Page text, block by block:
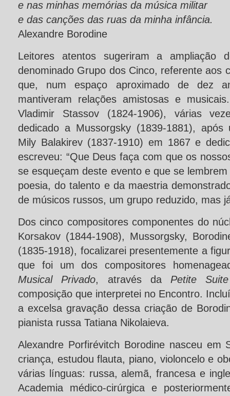
e nas minhas memórias da música militar
e das canções das ruas da minha infância.
Alexandre Borodine
Leitores atentos sugeriram a ampliação
denominado Grupo dos Cinco, referente aos
que, num espaço aproximado de dez
mantiveram relações amistosas e
Vladimir Stassov (1824-1906), várias
dedicado a Mussorgsky (1839-1881),
Mily Balakirev (1837-1910) em 1867 e
escreveu: “Que Deus faça com que os
se esqueçam deste evento e que se
poesia, do talento e da maestria
de músicos russos, um grupo reduzido, mas
Dos cinco compositores componentes do
Korsakov (1844-1908), Mussorgsky,
(1835-1918), focalizarei presentemente a
que foi um dos compositores
Musical Privado, através da Petite Suite
composição que interpretei no Encontro.
a excelsa gravação dessa criação de
pianista russa Tatiana Nikolaieva.
Alexandre Porfirévitch Borodine nasceu em
criança, estudou flauta, piano, violoncelo e
várias línguas: russa, alemã, francesa e
Academia médico-cirúrgica e